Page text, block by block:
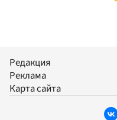
Редакция
Реклама
Карта сайта